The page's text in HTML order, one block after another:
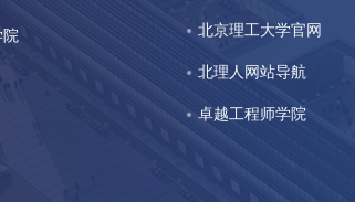
院 北京理工大学官网
北理人网站导航
卓越工程师学院